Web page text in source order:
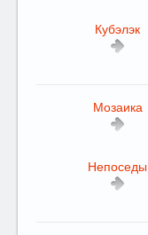
Кубэлэк
Мозаика
Непоседы